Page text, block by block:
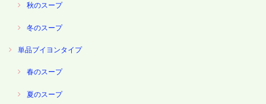
秋のスープ
冬のスープ
単品ブイヨンタイプ
春のスープ
夏のスープ